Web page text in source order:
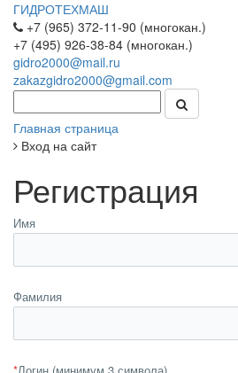
ГИДРОТЕХМАШ
+7 (965) 372-11-90 (многокан.)
+7 (495) 926-38-84 (многокан.)
gidro2000@mail.ru
zakazgidro2000@gmail.com
Главная страница
Вход на сайт
Регистрация
Имя
Фамилия